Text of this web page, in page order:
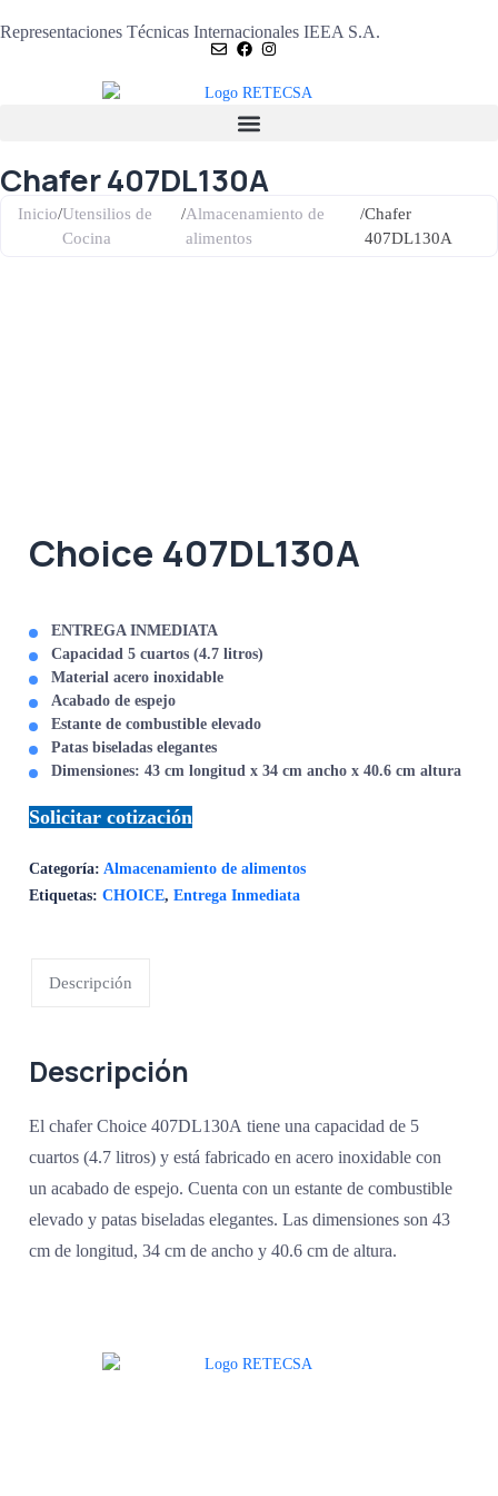
Representaciones Técnicas Internacionales IEEA S.A.
Chafer 407DL130A
Inicio/Utensilios de
Cocina
/Almacenamiento de
alimentos
/Chafer
407DL130A
Choice 407DL130A
ENTREGA INMEDIATA
Capacidad 5 cuartos (4.7 litros)
Material acero inoxidable
Acabado de espejo
Estante de combustible elevado
Patas biseladas elegantes
Dimensiones: 43 cm longitud x 34 cm ancho x 40.6 cm altura
Solicitar cotización
Categoría:Almacenamiento de alimentos
Etiquetas:CHOICE,Entrega Inmediata
Descripción
Descripción
El chafer Choice 407DL130A tiene una capacidad de 5
cuartos (4.7 litros) y está fabricado en acero inoxidable con
un acabado de espejo. Cuenta con un estante de combustible
elevado y patas biseladas elegantes. Las dimensiones son 43
cm de longitud, 34 cm de ancho y 40.6 cm de altura.